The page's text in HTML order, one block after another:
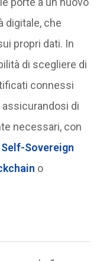
digitale, che
propri dati. In
di scegliere di
connessi
assicurandosi di
necessari, con
Self-Sovereign
o